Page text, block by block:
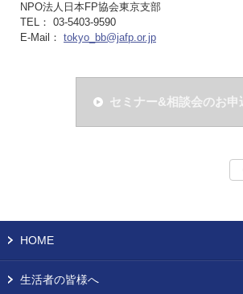
NPO法人日本FP協会東京支部
TEL： 03-5403-9590
E-Mail： tokyo_bb@jafp.or.jp
セミナー&相談会のお申
HOME
生活者の皆様へ